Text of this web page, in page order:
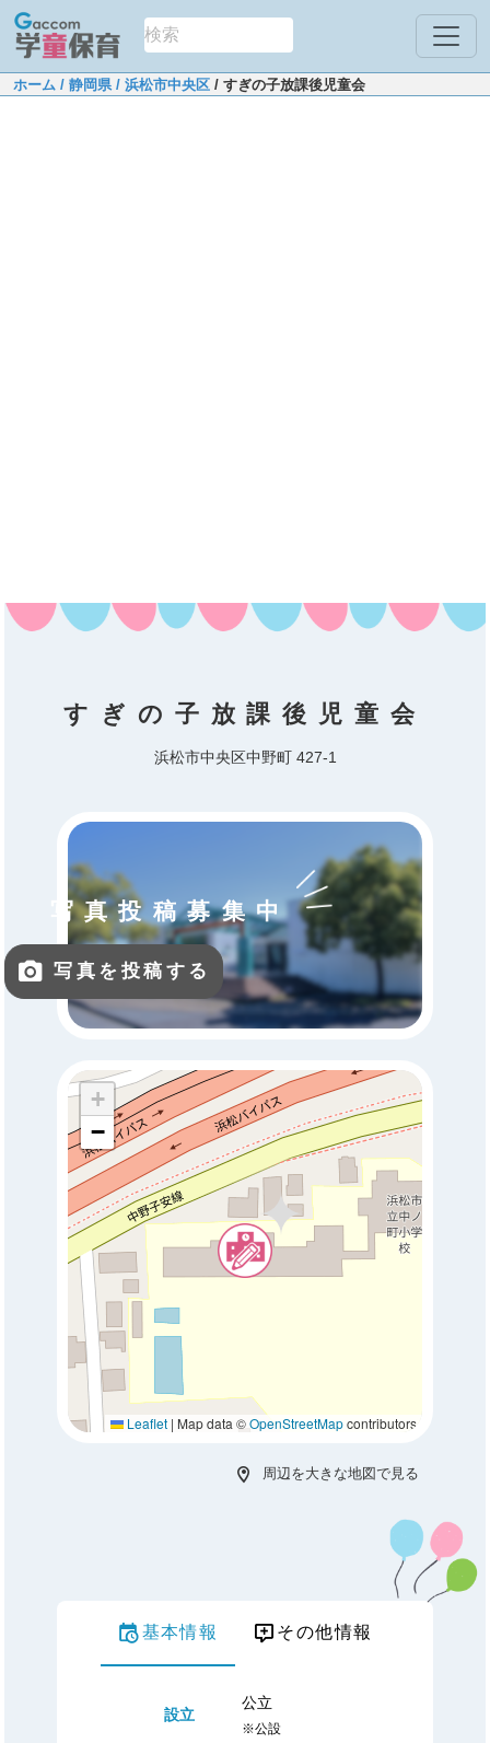
ホーム / 静岡県/ 浜松市中央区 / すぎの子放課後児童会
すぎの子放課後児童会
浜松市中央区中野町 427-1
写真投稿募集中
写真を投稿する
+
−
Leaflet | Map data ©OpenStreetMapcontributors
周辺を大きな地図で見る
基本情報 その他情報
設立
公立
※公設